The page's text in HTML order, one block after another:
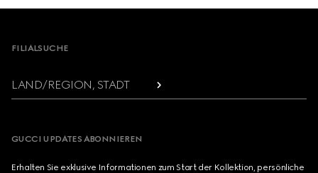
FILIALSUCHE
LAND/REGION, STADT
GUCCI UPDATES ABONNIEREN
Erhalten Sie exklusive Informationen zum Start der Kollektion, persönliche